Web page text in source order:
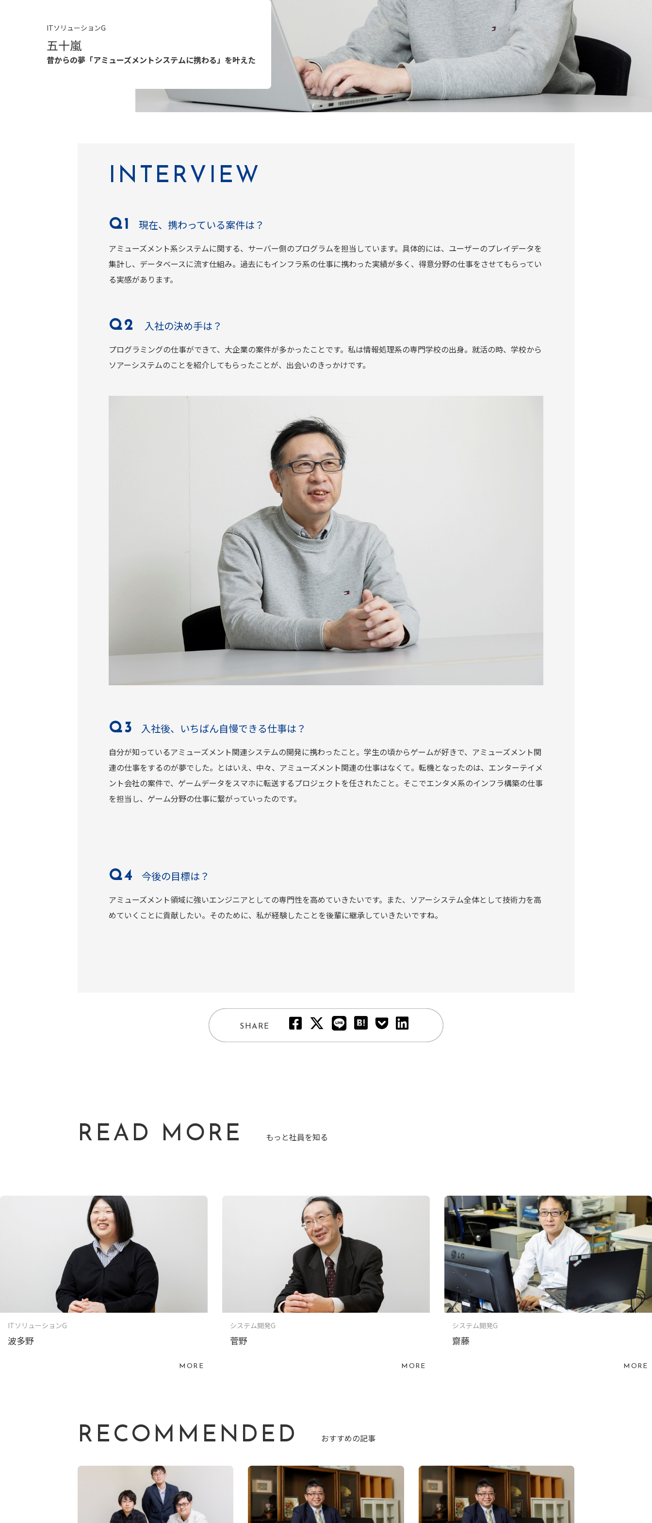
ITソリューションG
五十嵐
昔からの夢「アミューズメントシステムに携わる」を叶えた
INTERVIEW
現在、携わっている案件は？
アミューズメント系システムに関する、サーバー側のプログラムを担当しています。具体的には、ユーザーのプレイデータを
集計し、データベースに流す仕組み。過去にもインフラ系の仕事に携わった実績が多く、得意分野の仕事をさせてもらってい
る実感があります。
入社の決め手は？
プログラミングの仕事ができて、大企業の案件が多かったことです。私は情報処理系の専門学校の出身。就活の時、学校から
ソアーシステムのことを紹介してもらったことが、出会いのきっかけです。
入社後、いちばん自慢できる仕事は？
自分が知っているアミューズメント関連システムの開発に携わったこと。学生の頃からゲームが好きで、アミューズメント関
連の仕事をするのが夢でした。とはいえ、中々、アミューズメント関連の仕事はなくて。転機となったのは、エンターテイメ
ント会社の案件で、ゲームデータをスマホに転送するプロジェクトを任されたこと。そこでエンタメ系のインフラ構築の仕事
を担当し、ゲーム分野の仕事に繋がっていったのです。
今後の目標は？
アミューズメント領域に強いエンジニアとしての専門性を高めていきたいです。また、ソアーシステム全体として技術力を高
めていくことに貢献したい。そのために、私が経験したことを後輩に継承していきたいですね。
SHARE
READ MORE もっと社員を知る
ITソリューションG
波多野
MORE
システム開発G
菅野
MORE
システム開発G
齋藤
MORE
RECOMMENDED おすすめの記事